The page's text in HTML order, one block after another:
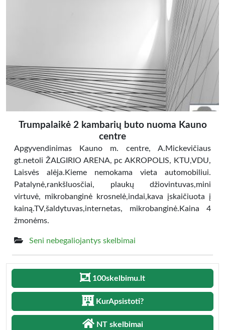
Trumpalaikė 2 kambarių buto nuoma Kauno
centre
Apgyvendinimas Kauno m. centre, A.Mickevičiaus
gt.netoli ŽALGIRIO ARENA, pc AKROPOLIS, KTU,VDU,
Laisvės alėja.Kieme nemokama vieta automobiliui.
Patalynė,rankšluosčiai, plaukų džiovintuvas,mini
virtuvė, mikrobanginė krosnelė,indai,kava įskaičiuota į
kainą.TV,šaldytuvas,internetas, mikrobanginė.Kaina 4
žmonėms.
Seni nebegaliojantys skelbimai
100skelbimu.lt
KurApsistoti?
NT skelbimai